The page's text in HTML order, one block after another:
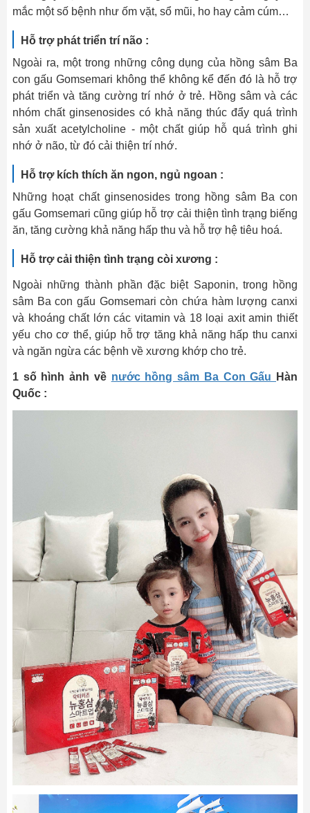
mắc một số bệnh như ốm vặt, sổ mũi, ho hay cảm cúm…
Hỗ trợ phát triển trí não :
Ngoài ra, một trong những công dụng của hồng sâm Ba
con gấu Gomsemari không thể không kể đến đó là hỗ trợ
phát triển và tăng cường trí nhớ ở trẻ. Hồng sâm và các
nhóm chất ginsenosides có khả năng thúc đẩy quá trình
sản xuất acetylcholine - một chất giúp hỗ quá trình ghi
nhớ ở não, từ đó cải thiện trí nhớ.
Hỗ trợ kích thích ăn ngon, ngủ ngoan :
Những hoạt chất ginsenosides trong hồng sâm Ba con
gấu Gomsemari cũng giúp hỗ trợ cải thiện tình trạng biếng
ăn, tăng cường khả năng hấp thu và hỗ trợ hệ tiêu hoá.
Hỗ trợ cải thiện tình trạng còi xương :
Ngoài những thành phần đặc biệt Saponin, trong hồng
sâm Ba con gấu Gomsemari còn chứa hàm lượng canxi
và khoáng chất lớn các vitamin và 18 loại axit amin thiết
yếu cho cơ thể, giúp hỗ trợ tăng khả năng hấp thu canxi
và ngăn ngừa các bệnh về xương khớp cho trẻ.
1 số hình ảnh về nước hồng sâm Ba Con Gấu
Hàn
Quốc :